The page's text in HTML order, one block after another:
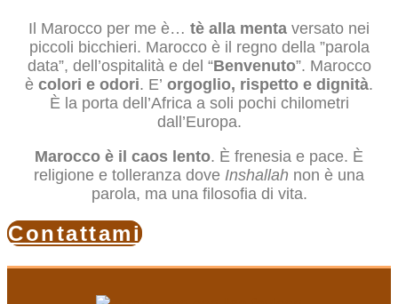
Il Marocco per me è… tè alla menta versato nei
piccoli bicchieri. Marocco è il regno della ”parola
data”, dell’ospitalità e del “Benvenuto”. Marocco
è colori e odori. E’ orgoglio, rispetto e dignità.
È la porta dell’Africa a soli pochi chilometri
dall’Europa.
Marocco è il caos lento. È frenesia e pace. È
religione e tolleranza dove Inshallah non è una
parola, ma una filosofia di vita.
Contattami